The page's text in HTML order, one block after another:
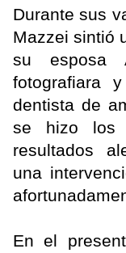
Durante sus
Mazzei sintió
su esposa
fotografiara
dentista de
se hizo los
resultados
una
En el